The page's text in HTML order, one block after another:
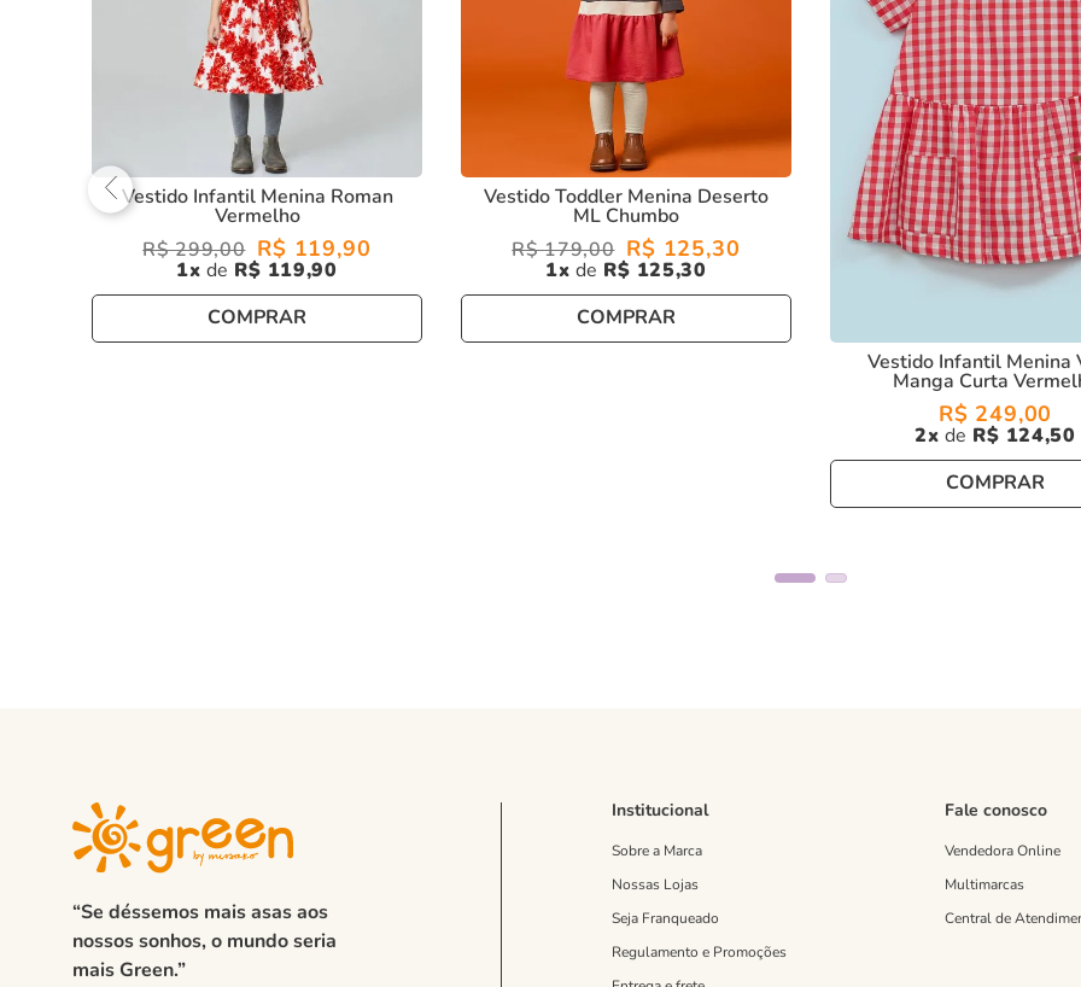
Vestido Infantil Menina Roman
Vermelho
R$ 299,00 R$ 119,90
1 R$ 119,90
COMPRAR
Vestido Toddler Menina Deserto
ML Chumbo
R$ 179,00 R$ 125,30
1 R$ 125,30
COMPRAR
Vestido Infantil Menina
Manga Curta
R$ 249,00
2 R$ 124,50
COMPRAR
“Se déssemos mais asas aos
nossos sonhos, o mundo seria
mais Green.”
Institucional
Sobre a Marca
Nossas Lojas
Seja Franqueado
Regulamento e Promoções
Fale conosco
Vendedora Online
Multimarcas
Central de